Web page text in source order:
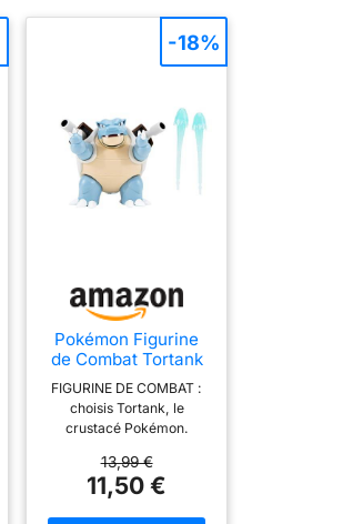
Pokémon Figurine
de Combat Tortank
de 11 cm
FIGURINE DE COMBAT :
choisis Tortank, le
crustacé Pokémon.
figurine de 11 cm équipée
de nombreux points
13,99 €
11,50 €
-18%